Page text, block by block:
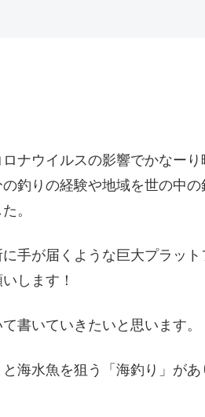
ナウイルスの影響でかなーり
釣りの経験や地域を世の中
。
手が届くような巨大プラット
します！
書いていきたいと思います。
海水魚を狙う「海釣り」が